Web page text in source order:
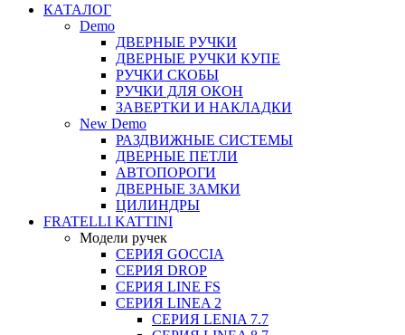
КАТАЛОГ
Demo
ДВЕРНЫЕ РУЧКИ
ДВЕРНЫЕ РУЧКИ КУПЕ
РУЧКИ СКОБЫ
РУЧКИ ДЛЯ ОКОН
ЗАВЕРТКИ И НАКЛАДКИ
New Demo
РАЗДВИЖНЫЕ СИСТЕМЫ
ДВЕРНЫЕ ПЕТЛИ
АВТОПОРОГИ
ДВЕРНЫЕ ЗАМКИ
ЦИЛИНДРЫ
FRATELLI KATTINI
Модели ручек
СЕРИЯ GOCCIA
СЕРИЯ DROP
СЕРИЯ LINE FS
СЕРИЯ LINEA 2
СЕРИЯ LENIA 7.7